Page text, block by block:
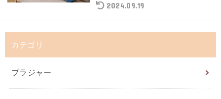
2024.09.19
カテゴリ
ブラジャー